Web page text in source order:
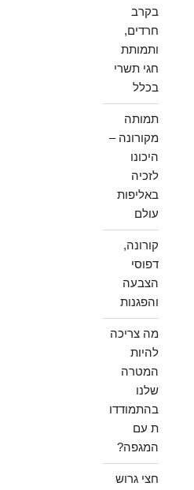
בקרב
חרדים,
ותמותת
חגי תשרי
בכלל
תמותה
מקורונה –
היכונו
לזכיה
באליפות
עולם
קורונה,
דפוסי
הצבעה
והפגנות
מה צריכה
להיות
המטרה
שלנו
בהתמודדו
ת עם
המגפה?
חצי גרוש